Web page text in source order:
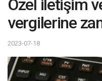
Özel iletişim
vergilerine
2023-07-18